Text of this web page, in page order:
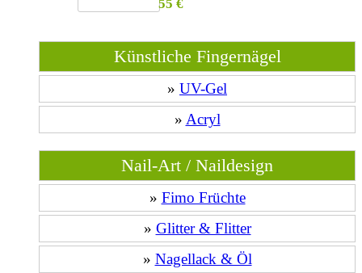
55 €
Künstliche Fingernägel
» UV-Gel
» Acryl
Nail-Art / Naildesign
» Fimo Früchte
» Glitter & Flitter
» Nagellack & Öl